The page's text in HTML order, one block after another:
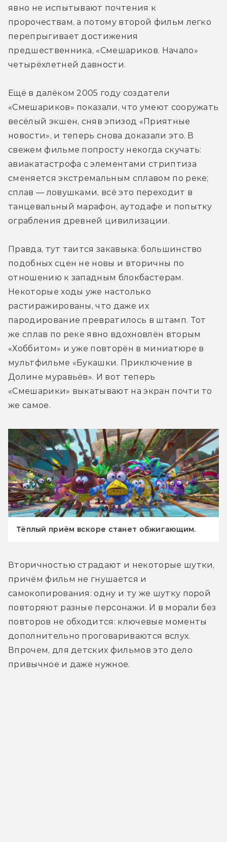
явно не испытывают почтения к
пророчествам, а потому второй фильм легко
перепрыгивает достижения
предшественника, «Смешариков. Начало»
четырёхлетней давности.
Ещё в далёком 2005 году создатели
«Смешариков» показали, что умеют сооружать
весёлый экшен, сняв эпизод «Приятные
новости», и теперь снова доказали это. В
свежем фильме попросту некогда скучать:
авиакатастрофа с элементами стриптиза
сменяется экстремальным сплавом по реке;
сплав — ловушками, всё это переходит в
танцевальный марафон, аутодафе и попытку
ограбления древней цивилизации.
Правда, тут таится закавыка: большинство
подобных сцен не новы и вторичны по
отношению к западным блокбастерам.
Некоторые ходы уже настолько
растиражированы, что даже их
пародирование превратилось в штамп. Тот
же сплав по реке явно вдохновлён вторым
«Хоббитом» и уже повторён в миниатюре в
мультфильме «Букашки. Приключение в
Долине муравьёв». И вот теперь
«Смешарики» выкатывают на экран почти то
же самое.
Тёплый приём вскоре станет обжигающим.
Вторичностью страдают и некоторые шутки,
причём фильм не гнушается и
самокопирования: одну и ту же шутку порой
повторяют разные персонажи. И в морали без
повторов не обходится: ключевые моменты
дополнительно проговариваются вслух.
Впрочем, для детских фильмов это дело
привычное и даже нужное.